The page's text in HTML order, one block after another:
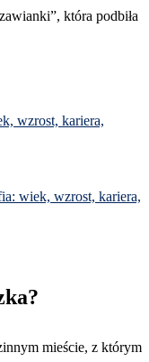
która podbiła
wzrost, kariera,
wiek, wzrost, kariera,
mieście, z którym